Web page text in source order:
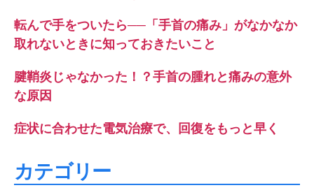
転んで手をついたら──「手首の痛み」がなかなか
取れないときに知っておきたいこと
腱鞘炎じゃなかった！？手首の腫れと痛みの意外
な原因
症状に合わせた電気治療で、回復をもっと早く
カテゴリー